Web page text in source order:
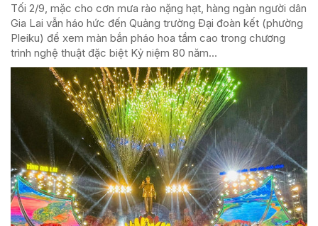
Tối 2/9, mặc cho cơn mưa rào nặng hạt, hàng ngàn người dân
Gia Lai vẫn háo hức đến Quảng trường Đại đoàn kết (phường
Pleiku) để xem màn bắn pháo hoa tầm cao trong chương
trình nghệ thuật đặc biệt Kỷ niệm 80 năm...